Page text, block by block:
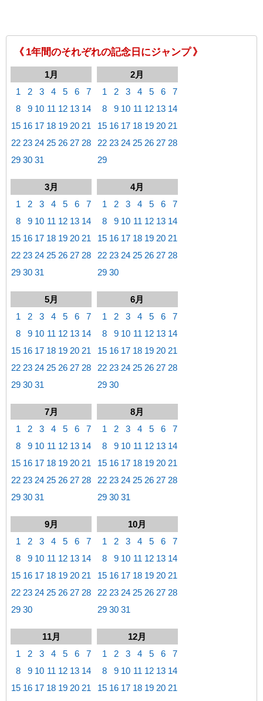
《 1年間のそれぞれの記念日にジャンプ 》
1月
1
2 3 4 5 6
7
8
9 10 11 12 13 14
15 16 17 18 19 20 21
22 23 24 25 26 27 28
29 30 31
2月
1
2 3 4 5 6
7
8
9 10 11 12 13 14
15 16 17 18 19 20 21
22 23 24 25 26 27 28
29
3月
1
2 3 4 5 6
7
8
9 10 11 12 13 14
15 16 17 18 19 20 21
22 23 24 25 26 27 28
29 30 31
4月
1
2 3 4 5 6
7
8
9 10 11 12 13 14
15 16 17 18 19 20 21
22 23 24 25 26 27 28
29 30
5月
1
2 3 4 5 6
7
8
9 10 11 12 13 14
15 16 17 18 19 20 21
22 23 24 25 26 27 28
29 30 31
6月
1
2 3 4 5 6
7
8
9 10 11 12 13 14
15 16 17 18 19 20 21
22 23 24 25 26 27 28
29 30
7月
1
2 3 4 5 6
7
8
9 10 11 12 13 14
15 16 17 18 19 20 21
22 23 24 25 26 27 28
29 30 31
8月
1
2 3 4 5 6
7
8
9 10 11 12 13 14
15 16 17 18 19 20 21
22 23 24 25 26 27 28
29 30 31
9月
1
2 3 4 5 6
7
8
9 10 11 12 13 14
15 16 17 18 19 20 21
22 23 24 25 26 27 28
29 30
10月
1
2 3 4 5 6
7
8
9 10 11 12 13 14
15 16 17 18 19 20 21
22 23 24 25 26 27 28
29 30 31
11月
1
2 3 4 5 6
7
8
9 10 11 12 13 14
15 16 17 18 19 20 21
12月
1
2 3 4 5 6
7
8
9 10 11 12 13 14
15 16 17 18 19 20 21